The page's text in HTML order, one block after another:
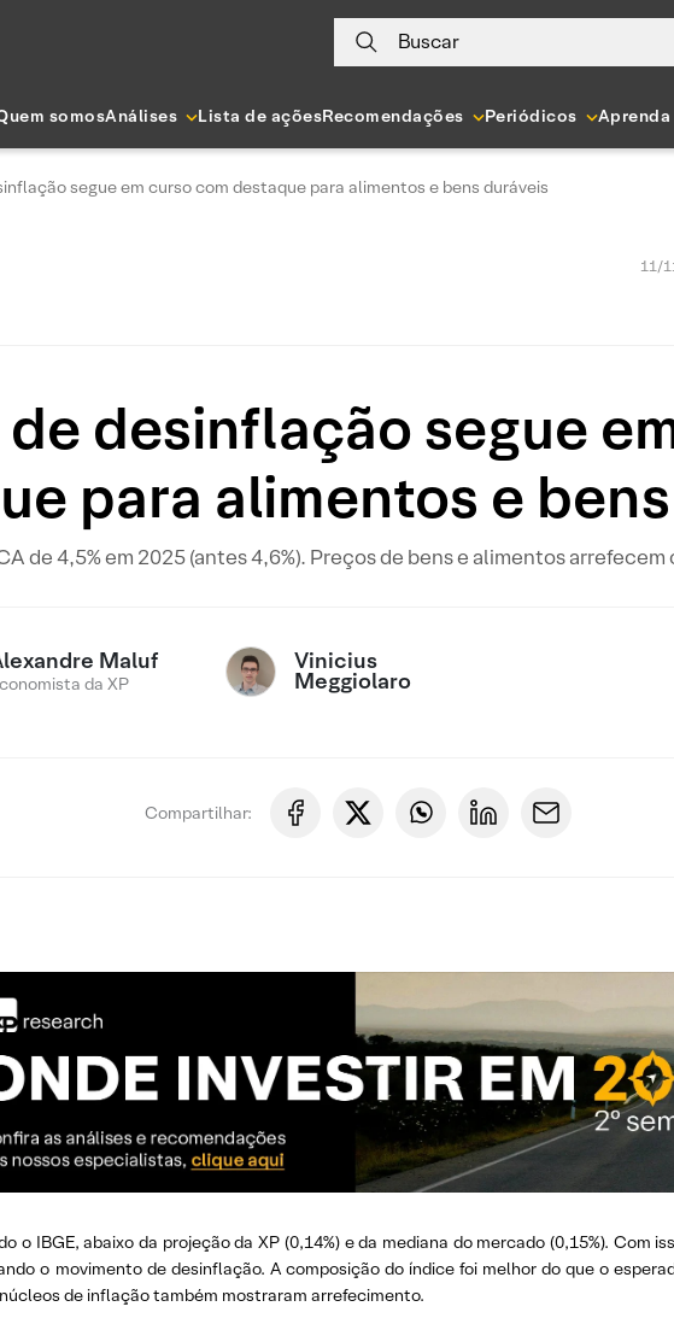
Buscar
somosAnálises Lista de açõesRecomendações Periódicos
segue em curso com destaque para alimentos e bens duráveis
11/
desinflação segue
para alimentos e
de 4,5% em 2025 (antes 4,6%). Preços de bens e alimentos arrefecem
Maluf
da XP
Vinicius
Meggiolaro
Compartilhar:
o IBGE, abaixo da projeção da XP (0,14%) e da mediana do mercado (0,15%). Com
o movimento de desinflação. A composição do índice foi melhor do que o
de inflação também mostraram arrefecimento.